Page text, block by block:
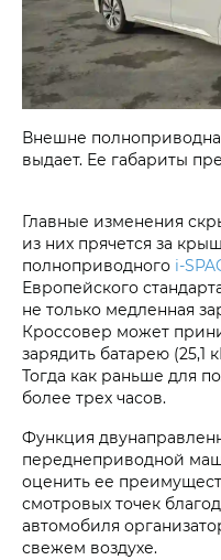
Внешне
выдает. Ее габариты
Главные изменения
из них прячется за
полноприводного
Европейского
не только медленная
Кроссовер может
зарядить батарею (25,1
Тогда как раньше для
более трех часов.
Функция
переднеприводной
оценить ее
смотровых точек
автомобиля
свежем воздухе.